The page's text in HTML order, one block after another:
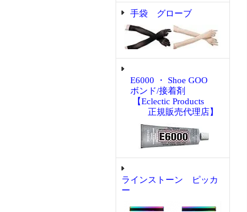
手袋 グローブ
E6000 ・ Shoe GOO
ボンド/接着剤
【Eclectic Products
正規販売代理店】
ラインストーン ピッカ
ー